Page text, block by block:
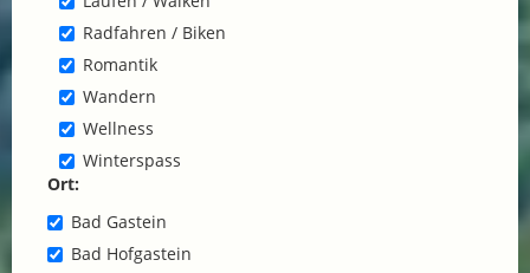
Radfahren / Biken
Romantik
Wandern
Wellness
Winterspass
Ort:
Bad Gastein
Bad Hofgastein